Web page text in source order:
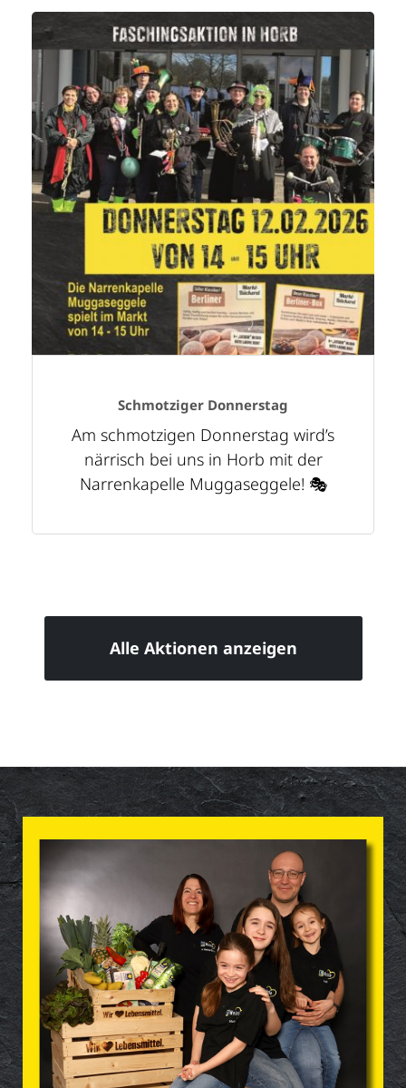
Schmotziger Donnerstag
Am schmotzigen Donnerstag wird’s
närrisch bei uns in Horb mit der
Narrenkapelle Muggaseggele! 🎭
Alle Aktionen anzeigen